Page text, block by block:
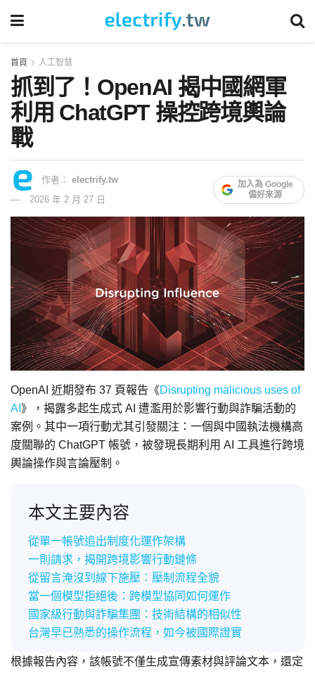
首頁 人工智慧
抓到了！OpenAI 揭中國網軍
利用 ChatGPT 操控跨境輿論
戰
作者： electrify.tw
2026 年 2 月 27 日
加入為 Google
偏好來源
OpenAI 近期發布 37 頁報告《Disrupting malicious uses of
AI 》，揭露多起生成式 AI 遭濫用於影響行動與詐騙活動的
案例。其中一項行動尤其引發關注：一個與中國執法機構高
度關聯的 ChatGPT 帳號，被發現長期利用 AI 工具進行跨境
輿論操作與言論壓制。
本文主要內容
從單一帳號追出制度化運作架構
一則請求，揭開跨境影響行動鏈條
從留言淹沒到線下施壓：壓制流程全貌
當一個模型拒絕後：跨模型協同如何運作
國家級行動與詐騙集團：技術結構的相似性
台灣早已熟悉的操作流程，如今被國際證實
根據報告內容，該帳號不僅生成宣傳素材與評論文本，還定